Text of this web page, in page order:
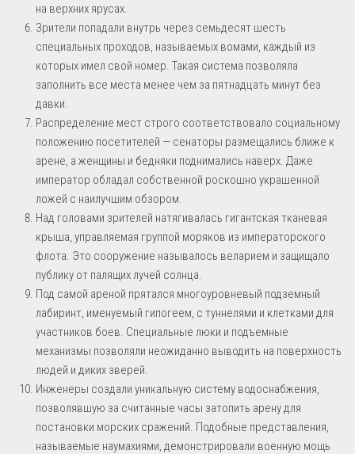
на верхних ярусах.
Зрители попадали внутрь через семьдесят шесть
специальных проходов, называемых вомами, каждый из
которых имел свой номер. Такая система позволяла
заполнить все места менее чем за пятнадцать минут без
давки.
Распределение мест строго соответствовало социальному
положению посетителей — сенаторы размещались ближе к
арене, а женщины и бедняки поднимались наверх. Даже
император обладал собственной роскошно украшенной
ложей с наилучшим обзором.
Над головами зрителей натягивалась гигантская тканевая
крыша, управляемая группой моряков из императорского
флота. Это сооружение называлось веларием и защищало
публику от палящих лучей солнца.
Под самой ареной прятался многоуровневый подземный
лабиринт, именуемый гипогеем, с туннелями и клетками для
участников боев. Специальные люки и подъемные
механизмы позволяли неожиданно выводить на поверхность
людей и диких зверей.
Инженеры создали уникальную систему водоснабжения,
позволявшую за считанные часы затопить арену для
постановки морских сражений. Подобные представления,
называемые наумахиями, демонстрировали военную мощь